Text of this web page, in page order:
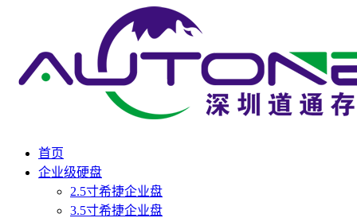
首页
企业级硬盘
2.5寸希捷企业盘
3.5寸希捷企业盘